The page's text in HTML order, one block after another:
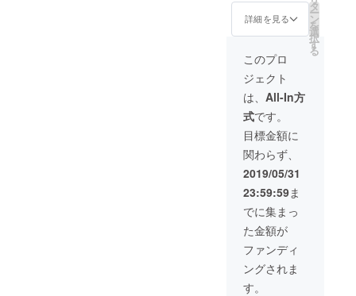
をジム
HPや
YouTub
eの動画
にて協
賛者と
して掲
載しま
す。
通い放
題(１回
60分)＋
カウン
セリン
グ ・食
事のア
ドバイ
スやオ
ンライ
ンコー
チング
(6ヶ月
間) ・カ
フェメ
ニュー
10品 ・
お礼の
動画を
送らせ
て頂き
詳細を見る
タ
ー
ン
を
選
択
す
る
このプロ
ジェクト
は、 All-In方
式です。
目標金額に
関わらず、
2019/05/31
23:59:59ま
でに集まっ
た金額が
ファンディ
ングされま
す。